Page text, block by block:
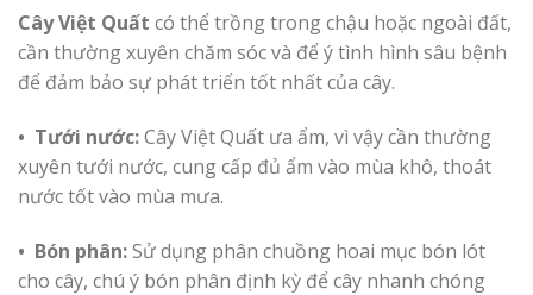
Cây Việt Quất có thể trồng trong chậu hoặc ngoài đất,
cần thường xuyên chăm sóc và để ý tình hình sâu bệnh
để đảm bảo sự phát triển tốt nhất của cây.
• Tưới nước:Cây Việt Quất ưa ẩm, vì vậy cần thường
xuyên tưới nước, cung cấp đủ ẩm vào mùa khô, thoát
nước tốt vào mùa mưa.
• Bón phân:Sử dụng phân chuồng hoai mục bón lót
cho cây, chú ý bón phân định kỳ để cây nhanh chóng